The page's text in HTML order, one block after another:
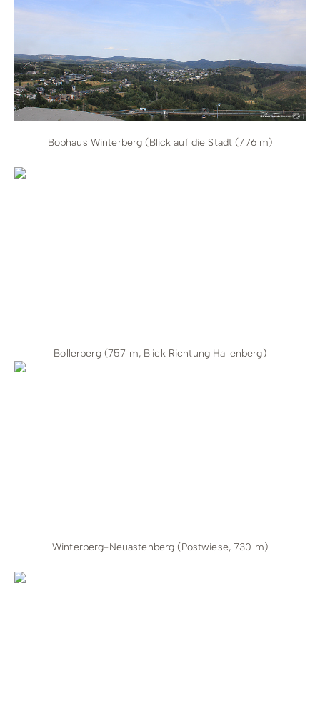
Bobhaus Winterberg (Blick auf die Stadt (776 m)
Bollerberg (757 m, Blick Richtung Hallenberg)
Winterberg-Neuastenberg (Postwiese, 730 m)